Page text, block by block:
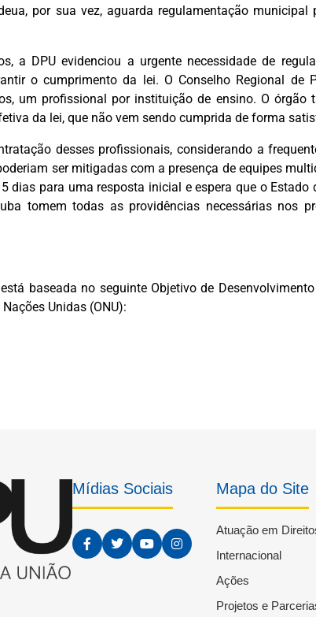
por sua vez, aguarda regulamentação municipal
a DPU evidenciou a urgente necessidade de
o cumprimento da lei. O Conselho Regional de
um profissional por instituição de ensino. O órgão
da lei, que não vem sendo cumprida de forma
desses profissionais, considerando a
ser mitigadas com a presença de equipes
dias para uma resposta inicial e espera que o Estado
tomem todas as providências necessárias nos
baseada no seguinte Objetivo de
Unidas (ONU):
Mídias Sociais Mapa do Site
Atuação em
Internacional
Ações
Projetos e